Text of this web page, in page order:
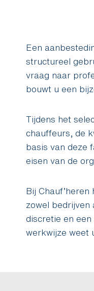
Een
structureel
vraag naar
bouwt u een
Tijdens het
chauffeurs, de
basis van deze
eisen van de
Bij
zowel bedrijven
discretie en
werkwijze weet